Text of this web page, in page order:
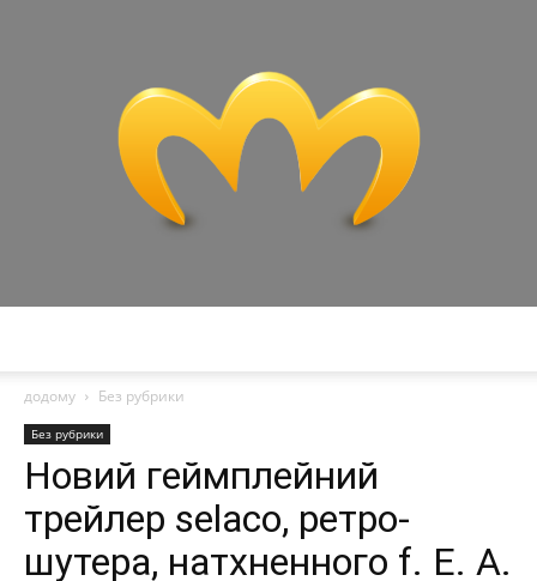
додому
Без рубрики
Без рубрики
Новий геймплейний
трейлер selaco, ретро-
шутера, натхненного f. E. A.